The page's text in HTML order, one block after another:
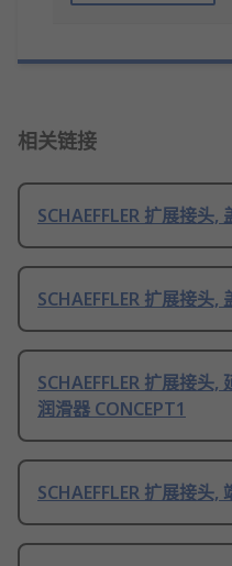
相关链接
SCHAEFFLER 扩展接头,
SCHAEFFLER 扩展接头
SCHAEFFLER 扩展接头
润滑器 CONCEPT1
SCHAEFFLER 扩展接头